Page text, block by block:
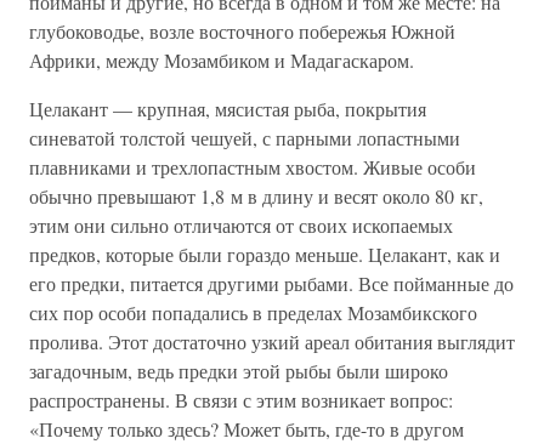
глубоководье, возле восточного побережья Южной
Африки, между Мозамбиком и Мадагаскаром.
Целакант — крупная, мясистая рыба, покрытия
синеватой толстой чешуей, с парными лопастными
плавниками и трехлопастным хвостом. Живые особи
обычно превышают 1,8 м в длину и весят около 80 кг,
этим они сильно отличаются от своих ископаемых
предков, которые были гораздо меньше. Целакант, как и
его предки, питается другими рыбами. Все пойманные до
сих пор особи попадались в пределах Мозамбикского
пролива. Этот достаточно узкий ареал обитания выглядит
загадочным, ведь предки этой рыбы были широко
распространены. В связи с этим возникает вопрос:
«Почему только здесь? Может быть, где-то в другом